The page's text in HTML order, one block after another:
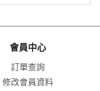
會員中心
訂單查詢
修改會員資料